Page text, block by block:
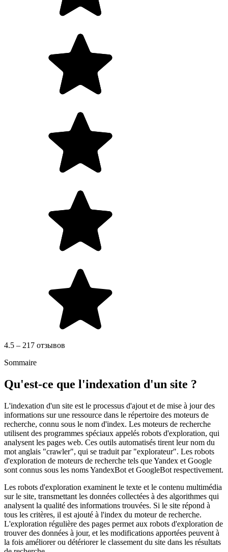
4.5 – 217 отзывов
Sommaire
Qu'est-ce que l'indexation d'un site ?
L'indexation d'un site est le processus d'ajout et de mise à jour des
informations sur une ressource dans le répertoire des moteurs de
recherche, connu sous le nom d'index. Les moteurs de recherche
utilisent des programmes spéciaux appelés robots d'exploration, qui
analysent les pages web. Ces outils automatisés tirent leur nom du
mot anglais "crawler", qui se traduit par "explorateur". Les robots
d'exploration de moteurs de recherche tels que Yandex et Google
sont connus sous les noms YandexBot et GoogleBot respectivement.
Les robots d'exploration examinent le texte et le contenu multimédia
sur le site, transmettant les données collectées à des algorithmes qui
analysent la qualité des informations trouvées. Si le site répond à
tous les critères, il est ajouté à l'index du moteur de recherche.
L'exploration régulière des pages permet aux robots d'exploration de
trouver des données à jour, et les modifications apportées peuvent à
la fois améliorer ou détériorer le classement du site dans les résultats